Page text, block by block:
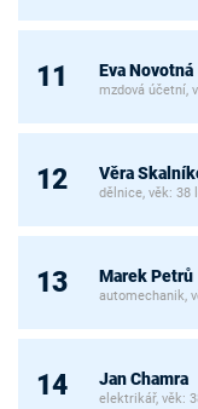
11 Eva Novotná
mzdová účetní,
12 Věra
dělnice, věk: 38
13 Marek Petrů
automechanik,
14 Jan Chamra
elektrikář, věk: